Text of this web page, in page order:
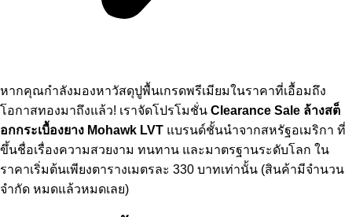
หากคุณกำลังมองหาวัสดุปูพื้นเกรดพรีเมียมในราคาที่เอื้อมถึง
โอกาสทองมาถึงแล้ว! เราจัดโปรโมชั่น Clearance Sale ล้างสต็
อกกระเบื้องยาง Mohawk LVT แบรนด์ชั้นนำจากสหรัฐอเมริกา ที่
ขึ้นชื่อเรื่องความสวยงาม ทนทาน และมาตรฐานระดับโลก ใน
ราคาเริ่มต้นเพียงตารางเมตรละ 330 บาทเท่านั้น (สินค้ามีจำนวน
จำกัด หมดแล้วหมดเลย)